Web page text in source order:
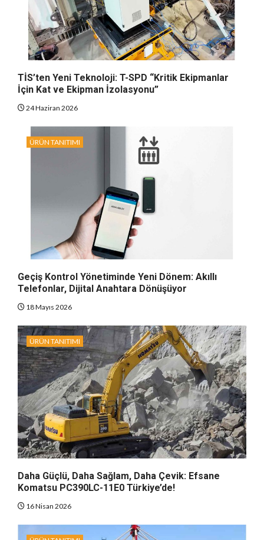
TİS’ten Yeni Teknoloji: T-SPD “Kritik Ekipmanlar
İçin Kat ve Ekipman İzolasyonu”
24 Haziran 2026
ÜRÜN TANITIMI
Geçiş Kontrol Yönetiminde Yeni Dönem: Akıllı
Telefonlar, Dijital Anahtara Dönüşüyor
18 Mayıs 2026
ÜRÜN TANITIMI
Daha Güçlü, Daha Sağlam, Daha Çevik: Efsane
Komatsu PC390LC-11E0 Türkiye’de!
16 Nisan 2026